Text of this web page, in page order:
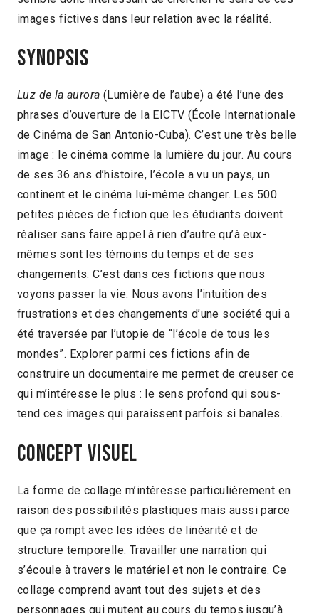
images fictives dans leur relation avec la réalité.
Synopsis
Luz de la aurora (Lumière de l’aube) a été l’une des
phrases d’ouverture de la EICTV (École Internationale
de Cinéma de San Antonio-Cuba). C’est une très belle
image : le cinéma comme la lumière du jour. Au cours
de ses 36 ans d’histoire, l’école a vu un pays, un
continent et le cinéma lui-même changer. Les 500
petites pièces de fiction que les étudiants doivent
réaliser sans faire appel à rien d’autre qu’à eux-
mêmes sont les témoins du temps et de ses
changements. C’est dans ces fictions que nous
voyons passer la vie. Nous avons l’intuition des
frustrations et des changements d’une société qui a
été traversée par l’utopie de “l’école de tous les
mondes”. Explorer parmi ces fictions afin de
construire un documentaire me permet de creuser ce
qui m’intéresse le plus : le sens profond qui sous-
tend ces images qui paraissent parfois si banales.
Concept visuel
La forme de collage m’intéresse particulièrement en
raison des possibilités plastiques mais aussi parce
que ça rompt avec les idées de linéarité et de
structure temporelle. Travailler une narration qui
s’écoule à travers le matériel et non le contraire. Ce
collage comprend avant tout des sujets et des
personnages qui mutent au cours du temps jusqu’à